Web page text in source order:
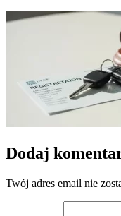
Dodaj
Twój adres email nie